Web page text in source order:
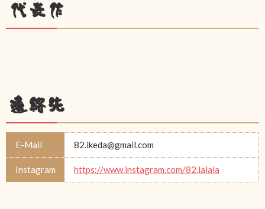
代表作
連絡先
E-Mail 82.ikeda@gmail.com
Instagram https://www.instagram.com/82.lalala